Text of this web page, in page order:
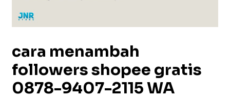
cara menambah
followers shopee gratis
0878-9407-2115 WA